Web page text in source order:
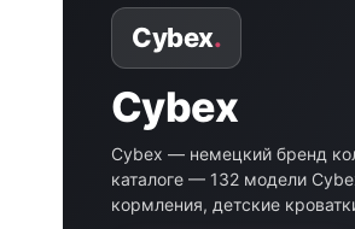
Cybex.
Cybex
Cybex — немецкий бренд
каталоге — 132 модели
кормления, детские